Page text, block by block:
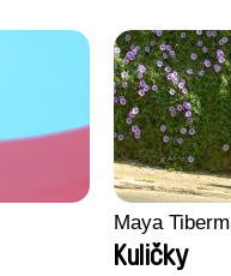
Maya
Kuličky